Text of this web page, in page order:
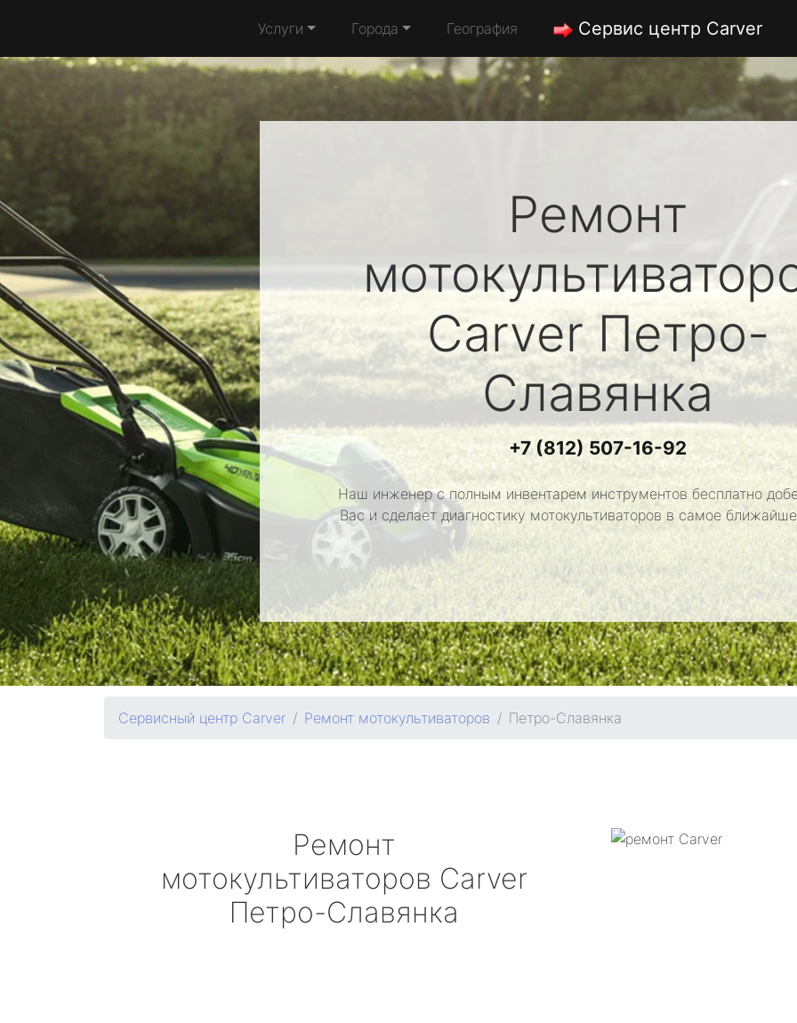
Услуги Города География Сервис центр Carver
Ремонт
CarverПетро-
Славянка
+7 (812) 507-16-92
Наш инженер с полным инвентарем инструментов бесплатно
Вас и сделает диагностику мотокультиваторов в самое
Сервисный центр Carver Ремонт мотокультиваторов Петро-Славянка
Ремонт
мотокультиваторов Carver
Петро-Славянка